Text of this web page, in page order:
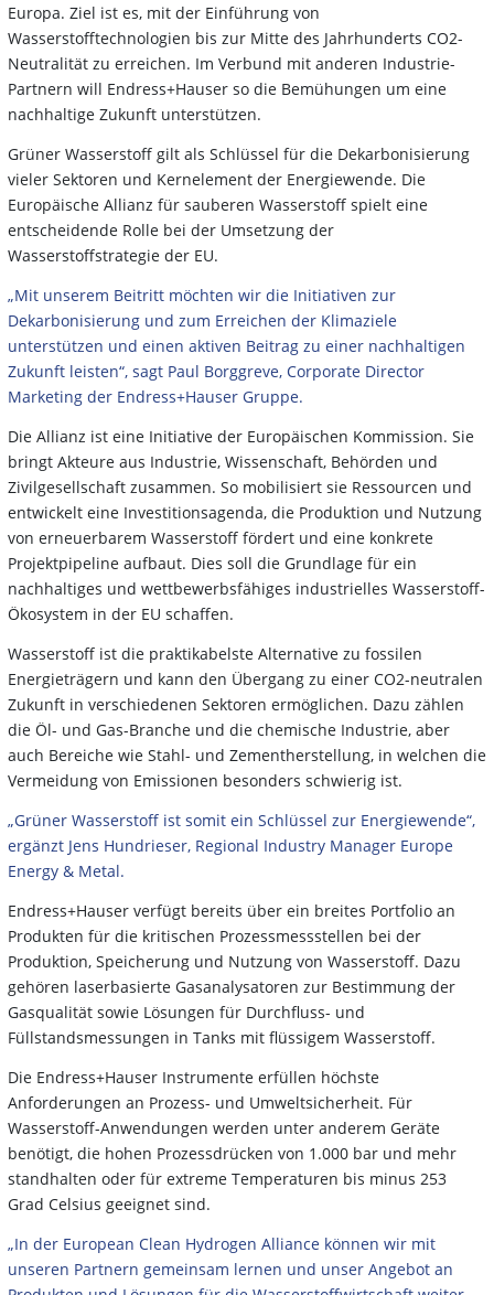
Europa. Ziel ist es, mit der Einführung von
Wasserstofftechnologien bis zur Mitte des Jahrhunderts CO2-
Neutralität zu erreichen. Im Verbund mit anderen Industrie-
Partnern will Endress+Hauser so die Bemühungen um eine
nachhaltige Zukunft unterstützen.
Grüner Wasserstoff gilt als Schlüssel für die Dekarbonisierung
vieler Sektoren und Kernelement der Energiewende. Die
Europäische Allianz für sauberen Wasserstoff spielt eine
entscheidende Rolle bei der Umsetzung der
Wasserstoffstrategie der EU.
„Mit unserem Beitritt möchten wir die Initiativen zur
Dekarbonisierung und zum Erreichen der Klimaziele
unterstützen und einen aktiven Beitrag zu einer nachhaltigen
Zukunft leisten“, sagt Paul Borggreve, Corporate Director
Marketing der Endress+Hauser Gruppe.
Die Allianz ist eine Initiative der Europäischen Kommission. Sie
bringt Akteure aus Industrie, Wissenschaft, Behörden und
Zivilgesellschaft zusammen. So mobilisiert sie Ressourcen und
entwickelt eine Investitionsagenda, die Produktion und Nutzung
von erneuerbarem Wasserstoff fördert und eine konkrete
Projektpipeline aufbaut. Dies soll die Grundlage für ein
nachhaltiges und wettbewerbsfähiges industrielles Wasserstoff-
Ökosystem in der EU schaffen.
Wasserstoff ist die praktikabelste Alternative zu fossilen
Energieträgern und kann den Übergang zu einer CO2-neutralen
Zukunft in verschiedenen Sektoren ermöglichen. Dazu zählen
die Öl- und Gas-Branche und die chemische Industrie, aber
auch Bereiche wie Stahl- und Zementherstellung, in welchen die
Vermeidung von Emissionen besonders schwierig ist.
„Grüner Wasserstoff ist somit ein Schlüssel zur Energiewende“,
ergänzt Jens Hundrieser, Regional Industry Manager Europe
Energy & Metal.
Endress+Hauser verfügt bereits über ein breites Portfolio an
Produkten für die kritischen Prozessmessstellen bei der
Produktion, Speicherung und Nutzung von Wasserstoff. Dazu
gehören laserbasierte Gasanalysatoren zur Bestimmung der
Gasqualität sowie Lösungen für Durchfluss- und
Füllstandsmessungen in Tanks mit flüssigem Wasserstoff.
Die Endress+Hauser Instrumente erfüllen höchste
Anforderungen an Prozess- und Umweltsicherheit. Für
Wasserstoff-Anwendungen werden unter anderem Geräte
benötigt, die hohen Prozessdrücken von 1.000 bar und mehr
standhalten oder für extreme Temperaturen bis minus 253
Grad Celsius geeignet sind.
„In der European Clean Hydrogen Alliance können wir mit
unseren Partnern gemeinsam lernen und unser Angebot an